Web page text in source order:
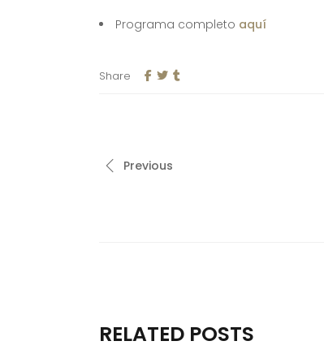
Programa completo aquí
Share
Previous
RELATED POSTS